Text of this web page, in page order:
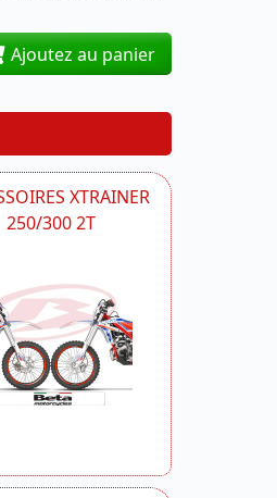
Ajoutez au panier
XTRAINER
250/300 2T